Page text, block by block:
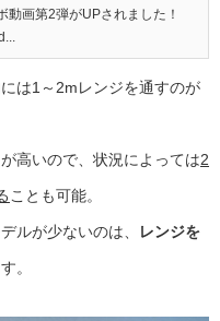
動画第2弾がUPされました！
は1～2mレンジを通すのが
高いので、状況によっては2
ことも可能。
ルが少ないのは、 レンジを
。